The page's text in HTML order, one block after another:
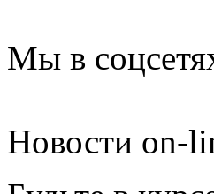
Мы в
Новости on-